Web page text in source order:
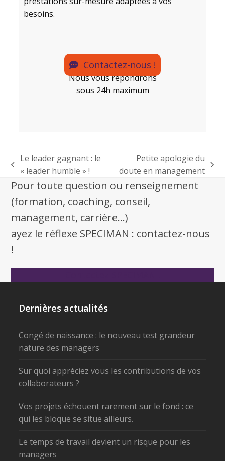
besoins.
Contactez-nous !
Nous vous répondrons
sous 24h maximum
Le leader gagnant : le
« leader humble » !
Petite apologie du
doute en management
Pour toute question ou renseignement
(formation, coaching, conseil,
management, carrière...)
ayez le réflexe SPECIMAN : contactez-nous
!
Dernières actualités
Congé de naissance : le nouveau test grandeur
nature des managers
Sur quoi appréciez vous les contributions de vos
collaborateurs ?
Vos projets échouent rarement sur le fond : ce
qui les bloque se situe ailleurs.
Le temps de travail devient un risque pour les
managers